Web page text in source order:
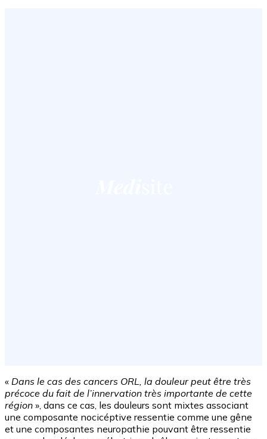
« Dans le cas des cancers ORL, la douleur peut être très
précoce du fait de l’innervation très importante de cette
région », dans ce cas, les douleurs sont mixtes associant
une composante nocicéptive ressentie comme une gêne
et une composantes neuropathie pouvant être ressentie